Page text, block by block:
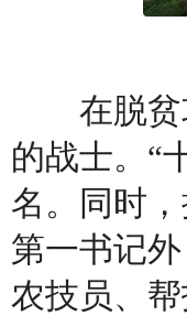
在脱贫攻
的战士。“
名。同时
第一书记
农技员、